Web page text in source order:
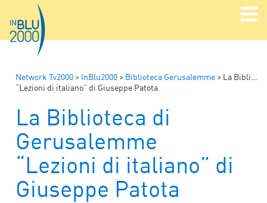
Network Tv2000 > InBlu2000 > Biblioteca Gerusalemme > La Biblioteca di Gerusalemme
“Lezioni di italiano” di Giuseppe Patota
La Biblioteca di
Gerusalemme
“Lezioni di italiano” di
Giuseppe Patota